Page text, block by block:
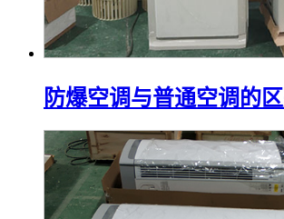
防爆空调与普通空调的区